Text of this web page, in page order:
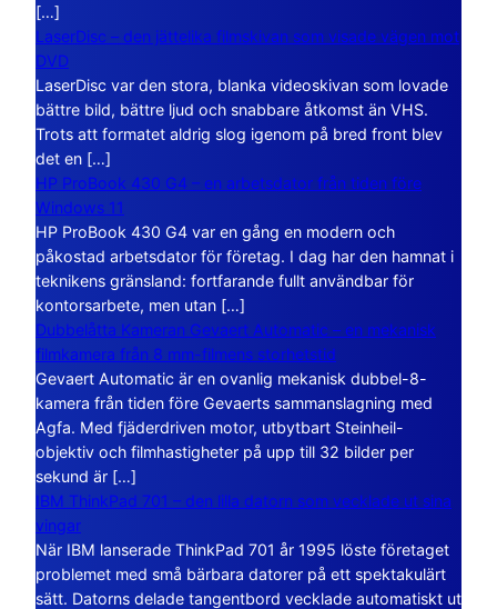
[…]
LaserDisc – den jättelika filmskivan som visade vägen mot
DVD
LaserDisc var den stora, blanka videoskivan som lovade
bättre bild, bättre ljud och snabbare åtkomst än VHS.
Trots att formatet aldrig slog igenom på bred front blev
det en […]
HP ProBook 430 G4 – en arbetsdator från tiden före
Windows 11
HP ProBook 430 G4 var en gång en modern och
påkostad arbetsdator för företag. I dag har den hamnat i
teknikens gränsland: fortfarande fullt användbar för
kontorsarbete, men utan […]
Dubbelåtta Kameran Gevaert Automatic – en mekanisk
filmkamera från 8 mm-filmens storhetstid
Gevaert Automatic är en ovanlig mekanisk dubbel-8-
kamera från tiden före Gevaerts sammanslagning med
Agfa. Med fjäderdriven motor, utbytbart Steinheil-
objektiv och filmhastigheter på upp till 32 bilder per
sekund är […]
IBM ThinkPad 701 – den lilla datorn som vecklade ut sina
vingar
När IBM lanserade ThinkPad 701 år 1995 löste företaget
problemet med små bärbara datorer på ett spektakulärt
sätt. Datorns delade tangentbord vecklade automatiskt ut